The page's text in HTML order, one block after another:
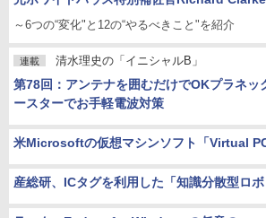
～6つの“変化"と12の“やるべきこと"を紹介
連載 清水理史の「イニシャルB」
第78回：アンテナを囲むだけでOKプラネッ
ースターでお手軽電波対策
米Microsoftの仮想マシンソフト「Virtual
産総研、ICタグを利用した「知識分散型ロボ